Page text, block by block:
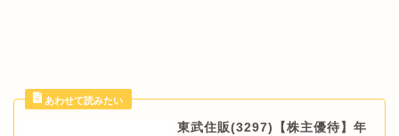
東武住販(3297)【株主優待】年